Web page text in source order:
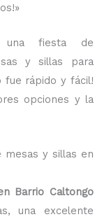
una fiesta de
y sillas para
fue rápido y fácil!
opciones y la
mesas y sillas en
Barrio Caltongo
una excelente